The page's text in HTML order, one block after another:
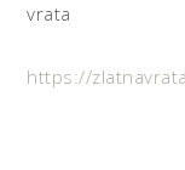
vrata
https://